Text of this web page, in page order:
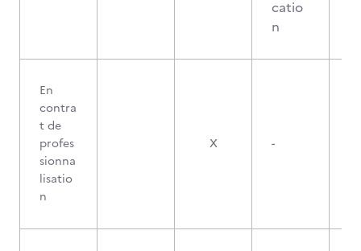
catio
n
En
contra
t de
profes
sionna
lisatio
n
X -